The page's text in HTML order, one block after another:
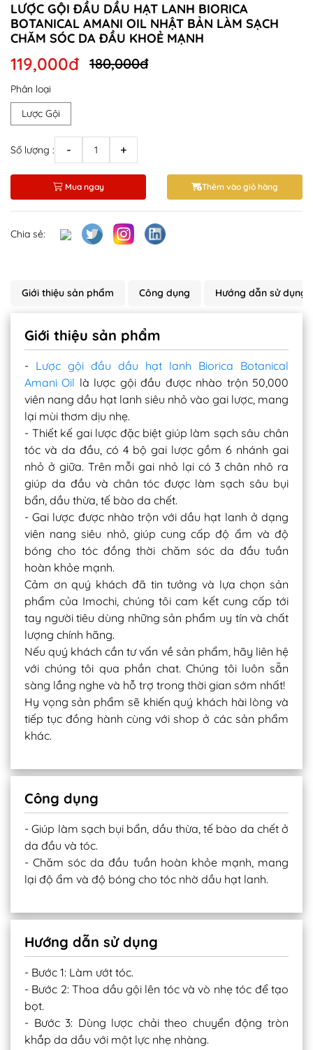
LƯỢC GỘI ĐẦU DẦU HẠT LANH BIORICA
BOTANICAL AMANI OIL NHẬT BẢN LÀM SẠCH
CHĂM SÓC DA ĐẦU KHOẺ MẠNH
119,000đ 180,000đ
Phân loại
Lược Gội
Số lượng : - +
Mua ngay Thêm vào giỏ hàng
Chia sẻ:
Giới thiệu sản phẩm Công dụng Hướng dẫn sử dụng
Giới thiệu sản phẩm
- Lược gội đầu dầu hạt lanh Biorica Botanical
Amani Oil là lược gội đầu được nhào trộn 50,000
viên nang dầu hạt lanh siêu nhỏ vào gai lược, mang
lại mùi thơm dịu nhẹ.
- Thiết kế gai lược đặc biệt giúp làm sạch sâu chân
tóc và da đầu, có 4 bộ gai lược gồm 6 nhánh gai
nhỏ ở giữa. Trên mỗi gai nhỏ lại có 3 chân nhô ra
giúp da đầu và chân tóc được làm sạch sâu bụi
bẩn, dầu thừa, tế bào da chết.
- Gai lược được nhào trộn với dầu hạt lanh ở dạng
viên nang siêu nhỏ, giúp cung cấp độ ẩm và độ
bóng cho tóc đồng thời chăm sóc da đầu tuần
hoàn khỏe mạnh.
Cảm ơn quý khách đã tin tưởng và lựa chọn sản
phẩm của Imochi, chúng tôi cam kết cung cấp tới
tay người tiêu dùng những sản phẩm uy tín và chất
lượng chính hãng.
Nếu quý khách cần tư vấn về sản phẩm, hãy liên hệ
với chúng tôi qua phần chat. Chúng tôi luôn sẵn
sàng lắng nghe và hỗ trợ trong thời gian sớm nhất!
Hy vọng sản phẩm sẽ khiến quý khách hài lòng và
tiếp tục đồng hành cùng với shop ở các sản phẩm
khác.
Công dụng
- Giúp làm sạch bụi bẩn, dầu thừa, tế bào da chết ở
da đầu và tóc.
- Chăm sóc da đầu tuần hoàn khỏe mạnh, mang
lại độ ẩm và độ bóng cho tóc nhờ dầu hạt lanh.
Hướng dẫn sử dụng
- Bước 1: Làm ướt tóc.
- Bước 2: Thoa dầu gội lên tóc và vò nhẹ tóc để tạo
bọt.
- Bước 3: Dùng lược chải theo chuyển động tròn
khắp da dầu với một lực nhẹ nhàng.